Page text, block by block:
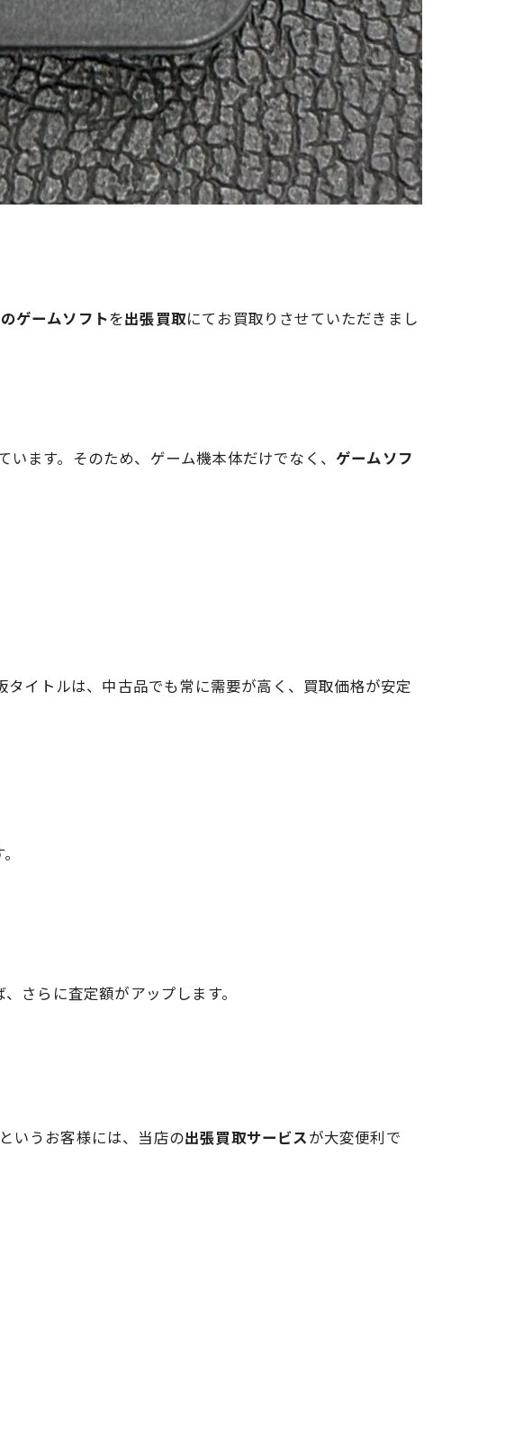
ゲームソフトを出張買取にてお買取りさせていただきまし
ます。そのため、ゲーム機本体だけでなく、ゲームソフ
イトルは、中古品でも常に需要が高く、買取価格が安定
さらに査定額がアップします。
いうお客様には、当店の出張買取サービスが大変便利で